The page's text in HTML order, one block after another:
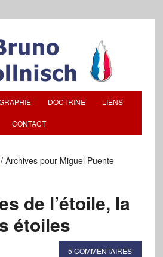
DOCTRINE LIENS
CONTACT
/Archives pour Miguel Puente
de l’étoile, la
étoiles
5 COMMENTAIRES